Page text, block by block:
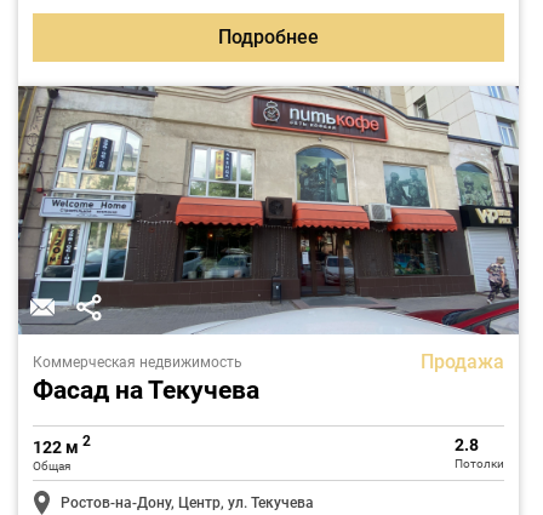
Подробнее
Коммерческая недвижимость Продажа
Фасад на Текучева
122 м 2
Общая
2.8
Потолки
Ростов-на-Дону, Центр, ул. Текучева